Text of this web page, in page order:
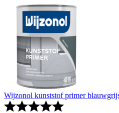
Wijzonol kunststof primer